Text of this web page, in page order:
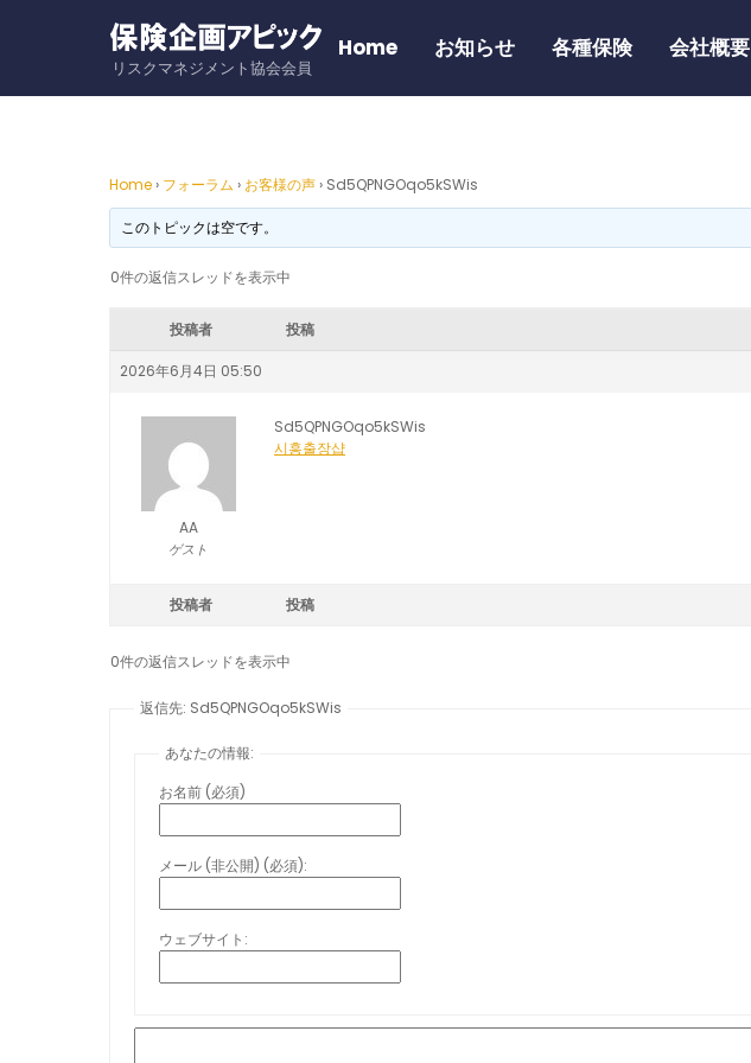
リスクマネジメント協会会員
Home お知らせ 各種保険 会社概要
Home › フォーラム › お客様の声 › Sd5QPNGOqo5kSWis
このトピックは空です。
0件の返信スレッドを表示中
投稿者 投稿
2026年6月4日 05:50
AA
ゲスト
Sd5QPNGOqo5kSWis
시흥출장샵
投稿者 投稿
0件の返信スレッドを表示中
返信先: Sd5QPNGOqo5kSWis
あなたの情報:
お名前 (必須)
メール (非公開) (必須):
ウェブサイト: